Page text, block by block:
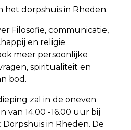
het dorpshuis in Rheden.
Filosofie, communicatie,
en religie
meer persoonlijke
spiritualiteit en
bod.
zal in de oneven
van 14.00 -16.00 uur bij
in Rheden. De